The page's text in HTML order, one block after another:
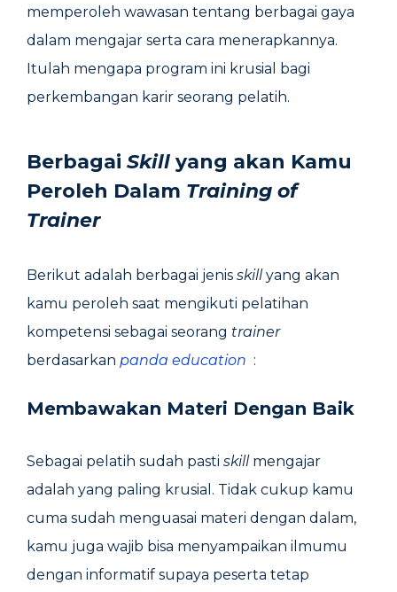
memperoleh wawasan tentang berbagai gaya
dalam mengajar serta cara menerapkannya.
Itulah mengapa program ini krusial bagi
perkembangan karir seorang pelatih.
Berbagai Skill yang akan Kamu
Peroleh Dalam Training of
Trainer
Berikut adalah berbagai jenis skillyang akan
kamu peroleh saat mengikuti pelatihan
kompetensi sebagai seorang trainer
berdasarkan panda education :
Membawakan Materi Dengan Baik
Sebagai pelatih sudah pasti skill mengajar
adalah yang paling krusial. Tidak cukup kamu
cuma sudah menguasai materi dengan dalam,
kamu juga wajib bisa menyampaikan ilmumu
dengan informatif supaya peserta tetap